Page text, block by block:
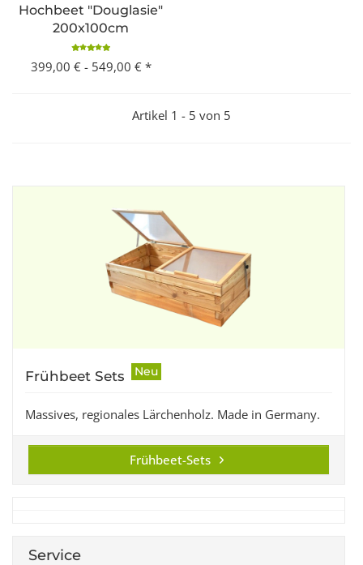
Hochbeet "Douglasie"
200x100cm
399,00 € - 549,00 € *
Artikel 1 - 5 von 5
Frühbeet Sets Neu
Massives, regionales Lärchenholz. Made in Germany.
Frühbeet-Sets
Service